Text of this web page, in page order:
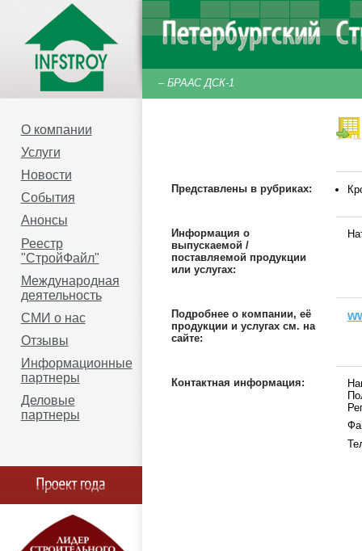
Представлены в рубриках:
Информация о
выпускаемой /
поставляемой продукции
или услугах:
Подробнее о компании, её
продукции и услугах см. на
сайте:
Контактная информация:
–БРААС ДСК-1
О компании
Услуги
Новости
События
Анонсы
Реестр
"СтройФайл"
Международная
деятельность
СМИ о нас
Отзывы
Информационные
партнеры
Деловые
партнеры